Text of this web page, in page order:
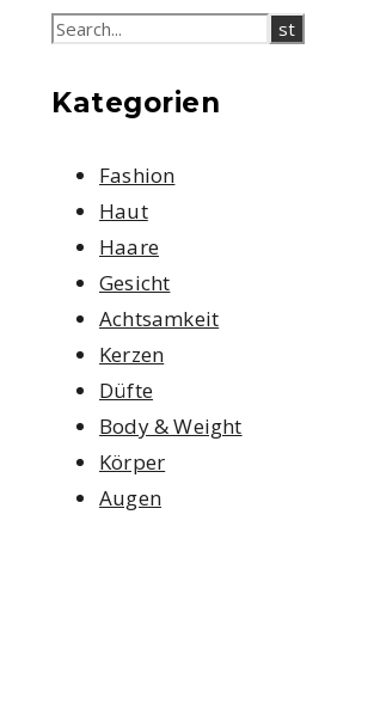
Kategorien
Fashion
Haut
Haare
Gesicht
Achtsamkeit
Kerzen
Düfte
Body & Weight
Körper
Augen